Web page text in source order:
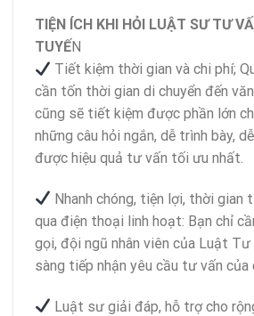
TIỆN ÍCH KHI HỎI LUẬT SƯ TƯ
TUYẾN
Tiết kiệm thời gian và chi phí;
cần tốn thời gian di chuyển đến
cũng sẽ tiết kiệm được phần lớn
những câu hỏi ngắn, dễ trình bày,
được hiệu quả tư vấn tối ưu nhất.
Nhanh chóng, tiện lợi, thời gian
qua điện thoại linh hoạt: Bạn chỉ
gọi, đội ngũ nhân viên của Luật Tư
sàng tiếp nhận yêu cầu tư vấn của
Luật sư giải đáp, hỗ trợ cho